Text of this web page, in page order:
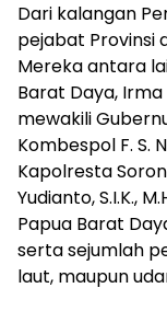
Dari kalangan
pejabat Provinsi
Mereka antara
Barat Daya, Irma
mewakili
Kombespol F. S.
Kapolresta
Yudianto, S.I.K.,
Papua Barat
serta sejumlah
laut, maupun